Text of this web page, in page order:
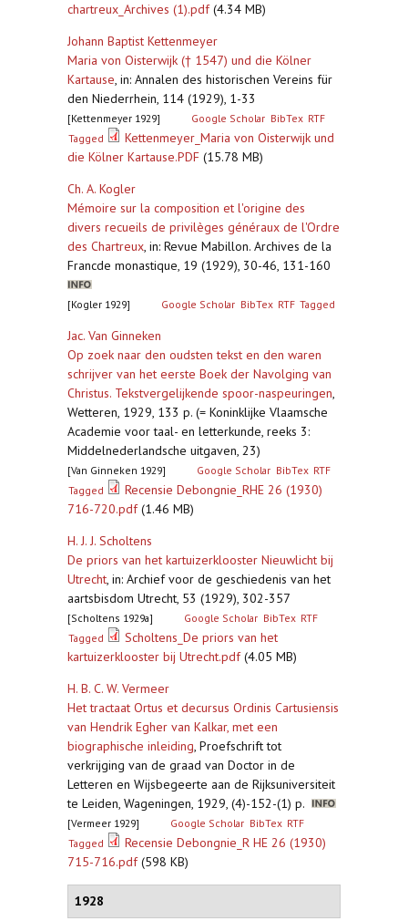
chartreux_Archives (1).pdf(4.34 MB)
Johann Baptist Kettenmeyer
Maria von Oisterwijk († 1547) und die Kölner
Kartause, in: Annalen des historischen Vereins für
den Niederrhein, 114 (1929), 1-33
[Kettenmeyer 1929] Google Scholar BibTex RTF
Tagged
Kettenmeyer_Maria von Oisterwijk und
die Kölner Kartause.PDF (15.78 MB)
Ch. A. Kogler
Mémoire sur la composition et l'origine des
divers recueils de privilèges généraux de l'Ordre
des Chartreux, in: Revue Mabillon. Archives de la
Francde monastique, 19 (1929), 30-46, 131-160
[Kogler 1929] Google Scholar BibTex RTF Tagged
Jac. Van Ginneken
Op zoek naar den oudsten tekst en den waren
schrijver van het eerste Boek der Navolging van
Christus. Tekstvergelijkende spoor-naspeuringen,
Wetteren, 1929, 133 p. (= Koninklijke Vlaamsche
Academie voor taal- en letterkunde, reeks 3:
Middelnederlandsche uitgaven, 23)
[Van Ginneken 1929] Google Scholar BibTex RTF
Tagged
Recensie Debongnie_RHE 26 (1930)
716-720.pdf(1.46 MB)
H. J. J. Scholtens
De priors van het kartuizerklooster Nieuwlicht bij
Utrecht, in: Archief voor de geschiedenis van het
aartsbisdom Utrecht, 53 (1929), 302-357
[Scholtens 1929a] Google Scholar BibTex RTF
Tagged
Scholtens_De priors van het
kartuizerklooster bij Utrecht.pdf(4.05 MB)
H. B. C. W. Vermeer
Het tractaat Ortus et decursus Ordinis Cartusiensis
van Hendrik Egher van Kalkar, met een
biographische inleiding, Proefschrift tot
verkrijging van de graad van Doctor in de
Letteren en Wijsbegeerte aan de Rijksuniversiteit
te Leiden, Wageningen, 1929, (4)-152-(1) p.
[Vermeer 1929] Google Scholar BibTex RTF
Tagged
Recensie Debongnie_R HE 26 (1930)
715-716.pdf(598 KB)
1928